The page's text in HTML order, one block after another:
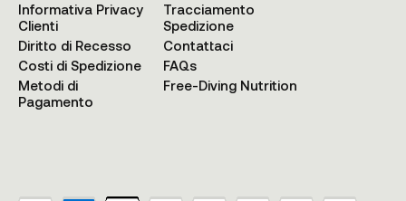
Informativa Privacy
Clienti
Diritto di Recesso
Costi di Spedizione
Metodi di
Pagamento
Tracciamento
Spedizione
Contattaci
FAQs
Free-Diving Nutrition